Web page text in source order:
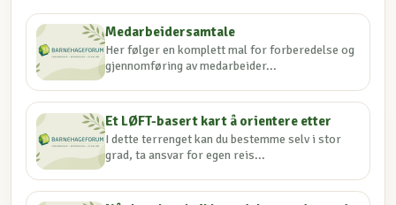
Medarbeidersamtale
Her følger en komplett mal for forberedelse og
gjennomføring av medarbeider...
Et LØFT-basert kart å orientere etter
I dette terrenget kan du bestemme selv i stor
grad, ta ansvar for egen reis...